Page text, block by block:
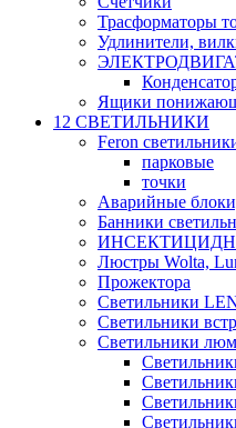
Трасформаторы
Удлинители,
Ящики
12 СВЕТИЛЬНИКИ
Feron
парковые
точки
Аварийные
Банники
Люстры Wolta,
Прожектора
Светильники
Светильники
Светильники